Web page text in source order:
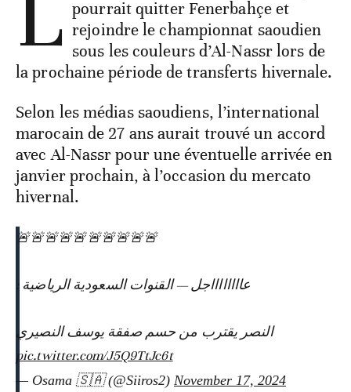
pourrait quitter Fenerbahçe et
rejoindre le championnat saoudien
sous les couleurs d’Al-Nassr lors de
la prochaine période de transferts hivernale.
Selon les médias saoudiens, l’international
marocain de 27 ans aurait trouvé un accord
avec Al-Nassr pour une éventuelle arrivée en
janvier prochain, à l’occasion du mercato
hivernal.
🚨🚨🚨🚨🚨🚨🚨🚨🚨🚨
عااااااااجل — القنوات السعودية الرياضية :
النصر يقترب من حسم صفقة يوسف النصيري
pic.twitter.com/J5Q9TtJc6t
— Osama 🇸🇦 (@Siiros2) November 17, 2024